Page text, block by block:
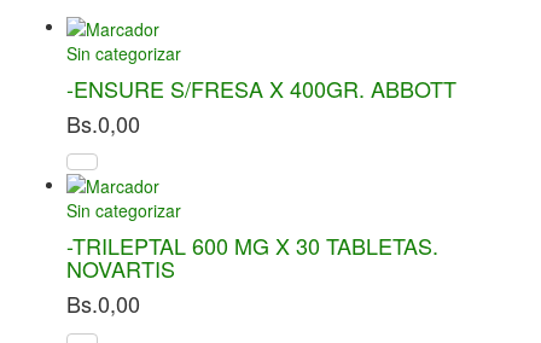
Sin categorizar
-ENSURE S/FRESA X 400GR. ABBOTT
Bs.0,00
Sin categorizar
-TRILEPTAL 600 MG X 30 TABLETAS.
NOVARTIS
Bs.0,00